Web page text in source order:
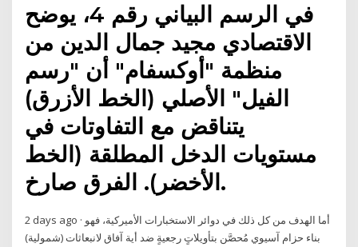
في الرسم البياني رقم 4، يوضح
الاقتصادي مجيد جمال الدين من
منظمة "أوكسفام" أن "رسم
الفيل" الأصلي (الخط الأزرق)
يتناقض مع التفاوتات في
مستويات الدخل المطلقة (الخط
الأخضر). الفرق صارخ.
2 days ago · أما الهدف من كل ذلك في دوائر الاستخبارات الأميركية، فهو
بناء حزام آسيوي مُحصَّن بتأويلاتٍ رجعيةٍ ضد أية آفاق لانبعاثات (شمولية)